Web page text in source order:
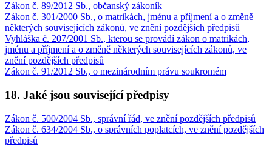
Zákon č. 89/2012 Sb., občanský zákoník
Zákon č. 301/2000 Sb., o matrikách, jménu a příjmení a o změně
některých souvisejících zákonů, ve znění pozdějších předpisů
Vyhláška č. 207/2001 Sb., kterou se provádí zákon o matrikách,
jménu a příjmení a o změně některých souvisejících zákonů, ve
znění pozdějších předpisů
Zákon č. 91/2012 Sb., o mezinárodním právu soukromém
18. Jaké jsou související předpisy
Zákon č. 500/2004 Sb., správní řád, ve znění pozdějších předpisů
Zákon č. 634/2004 Sb., o správních poplatcích, ve znění pozdějších
předpisů